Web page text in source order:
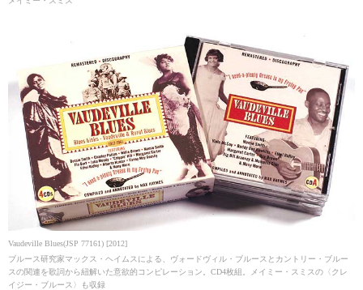
Vaudeville Blues(JSP 77161) [2012]
ブルース研究家マックス・ヘイムスによる、ヴォードヴィル・ブルースとカントリー・ブルー
スの関連を歌詞から紐解いた意欲的コンピレーション。CD4枚組。メイミー・スミスの〈クレ
イジー・ブルース〉も収録